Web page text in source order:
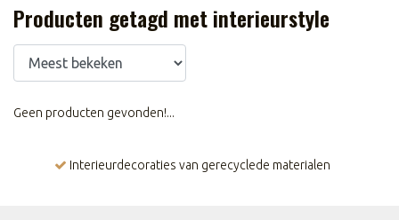
Producten getagd met interieurstyle
Geen producten gevonden!...
Interieurdecoraties van gerecyclede materialen